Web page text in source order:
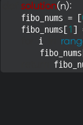
solution(n):
    fibo_nums = [
    fibo_nums[
1 ]
i